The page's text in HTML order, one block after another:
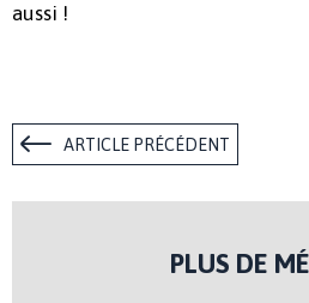
aussi !
ARTICLE PRÉCÉDENT
PLUS DE